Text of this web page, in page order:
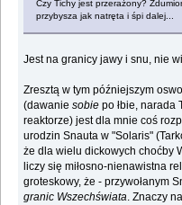
Czy Tichy jest przerażony?
przybysza jak natręta i śpi dalej...
Jest na granicy jawy i snu, nie
Zresztą w tym późniejszym
(dawaniesobie po łbie, narada
reaktorze) jest dla mnie coś
urodzin Snauta w "Solaris"
że dla wielu dickowych choćby
liczy się miłosno-nienawistna
groteskowy, że - przywołanym
granic Wszechświata. Znaczy